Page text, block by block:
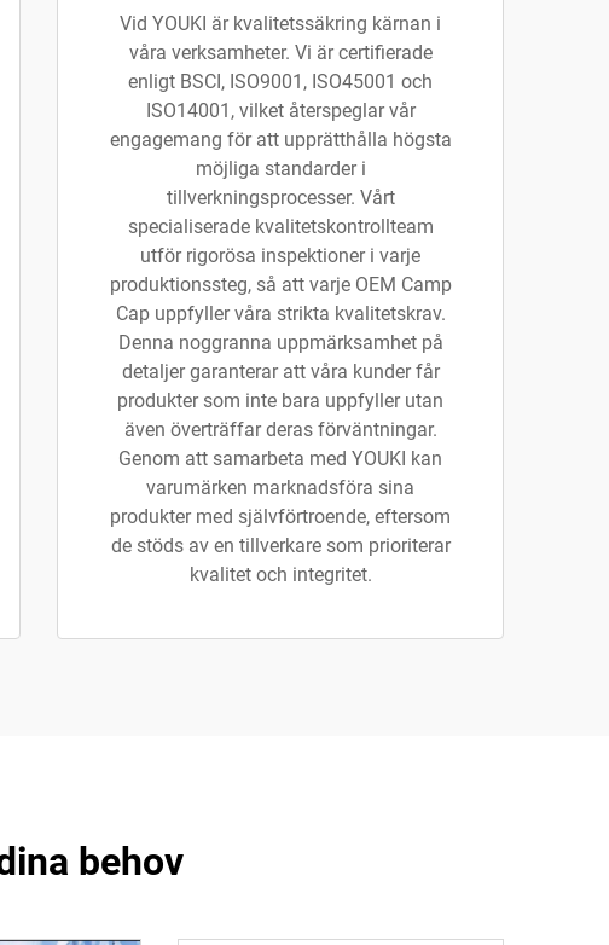
Vid YOUKI är kvalitetssäkring kärnan i
våra verksamheter. Vi är certifierade
enligt BSCI, ISO9001, ISO45001 och
ISO14001, vilket återspeglar vår
engagemang för att upprätthålla högsta
möjliga standarder i
tillverkningsprocesser. Vårt
specialiserade kvalitetskontrollteam
utför rigorösa inspektioner i varje
produktionssteg, så att varje OEM Camp
Cap uppfyller våra strikta kvalitetskrav.
Denna noggranna uppmärksamhet på
detaljer garanterar att våra kunder får
produkter som inte bara uppfyller utan
även överträffar deras förväntningar.
Genom att samarbeta med YOUKI kan
varumärken marknadsföra sina
produkter med självförtroende, eftersom
de stöds av en tillverkare som prioriterar
kvalitet och integritet.
behov